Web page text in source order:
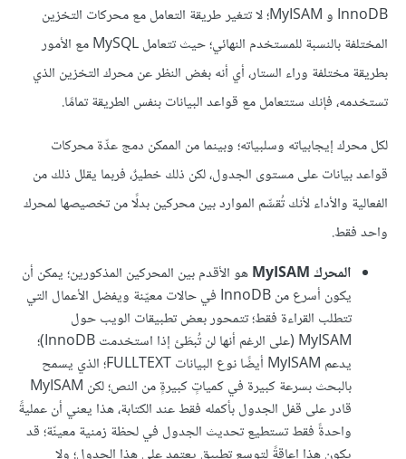
InnoDB و MyISAM؛ لا تتغير طريقة التعامل مع محركات التخزين
المختلفة بالنسبة للمستخدم النهائي؛ حيث تتعامل MySQL مع الأمور
بطريقة مختلفة وراء الستار، أي أنه بغض النظر عن محرك التخزين الذي
تستخدمه، فإنك ستتعامل مع قواعد البيانات بنفس الطريقة تمامًا.
لكل محرك إيجابياته وسلبياته؛ وبينما من الممكن دمج عدِّة محركات
قواعد بيانات على مستوى الجدول، لكن ذلك خطيرٌ، فربما يقلل ذلك من
الفعالية والأداء لأنك تُقسِّم الموارد بين محركين بدلًا من تخصيصها لمحرك
واحد فقط.
المحرك MyISAM
هو الأقدم بين المحركين المذكورين؛ يمكن أن
يكون أسرع من InnoDB في حالات معيّنة ويفضل الأعمال التي
تتطلب القراءة فقط؛ تتمحور بعض تطبيقات الويب حول
MyISAM (على الرغم أنها لن تُبطَئ إذا استخدمت InnoDB)؛
يدعم MyISAM أيضًا نوع البيانات FULLTEXT؛ الذي يسمح
بالبحث بسرعة كبيرة في كمياتٍ كبيرةٍ من النص؛ لكن MyISAM
قادر على قفل الجدول بأكمله فقط عند الكتابة، هذا يعني أن عمليةً
واحدةً فقط تستطيع تحديث الجدول في لحظة زمنية معينّة؛ قد